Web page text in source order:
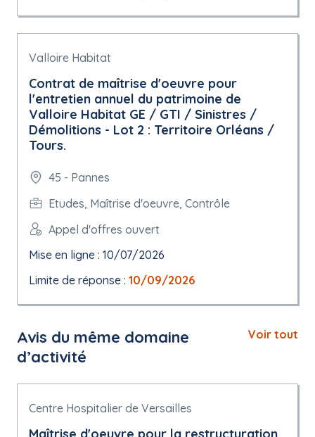
Valloire Habitat
Contrat de maîtrise d'oeuvre pour
l'entretien annuel du patrimoine de
Valloire Habitat GE / GTI / Sinistres /
Démolitions - Lot 2 : Territoire Orléans /
Tours.
45 - Pannes
Etudes, Maîtrise d'oeuvre, Contrôle
Appel d'offres ouvert
Mise en ligne : 10/07/2026
Limite de réponse : 10/09/2026
Avis du même domaine
d’activité
Voir tout
Centre Hospitalier de Versailles